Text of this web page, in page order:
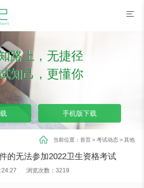
路上，无捷径
知己，更懂你
手机版下载
当前位置： 首页> 考试动态> 其他
的无法参加2022卫生资格考试
浏览次数：3219